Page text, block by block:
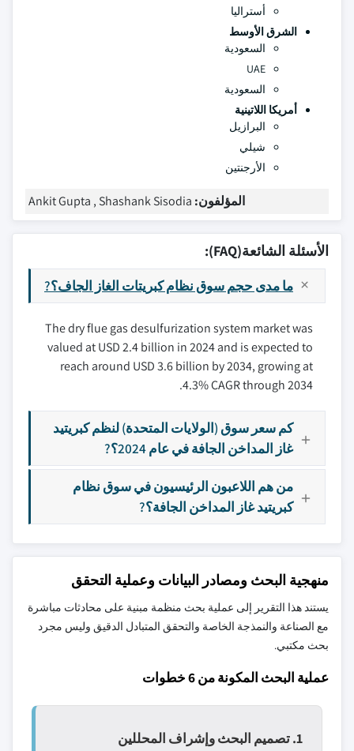
أستراليا
الشرق الأوسط
السعودية
UAE
السعودية
أمريكا اللاتينية
البرازيل
شيلي
الأرجنتين
المؤلفون: Ankit Gupta , Shashank Sisodia
الأسئلة الشائعة(FAQ):
ما مدى حجم سوق نظام كبريتات الغاز الجاف؟?
The dry flue gas desulfurization system market was
valued at USD 2.4 billion in 2024 and is expected to
reach around USD 3.6 billion by 2034, growing at
4.3% CAGR through 2034.
كم سعر سوق (الولايات المتحدة) لنظم كبريتيد
غاز المداخن الجافة في عام 2024؟?
من هم اللاعبون الرئيسيون في سوق نظام
كبريتيد غاز المداخن الجافة؟?
منهجية البحث ومصادر البيانات وعملية التحقق
يستند هذا التقرير إلى عملية بحث منظمة مبنية على محادثات مباشرة
مع الصناعة والنمذجة الخاصة والتحقق المتبادل الدقيق وليس مجرد
بحث مكتبي.
عملية البحث المكونة من 6 خطوات
1. تصميم البحث وإشراف المحللين